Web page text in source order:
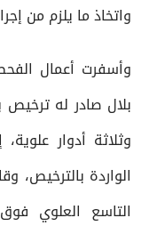
واتخاذ ما يلزم من
وأسفرت أعمال
بلال صادر له ترخيص
وثلاثة أدوار
الواردة بالترخيص،
التاسع العلوي فوق